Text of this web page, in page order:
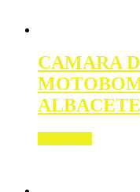
CAMARA
ALBACETE